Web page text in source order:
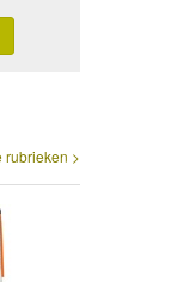
rubrieken >